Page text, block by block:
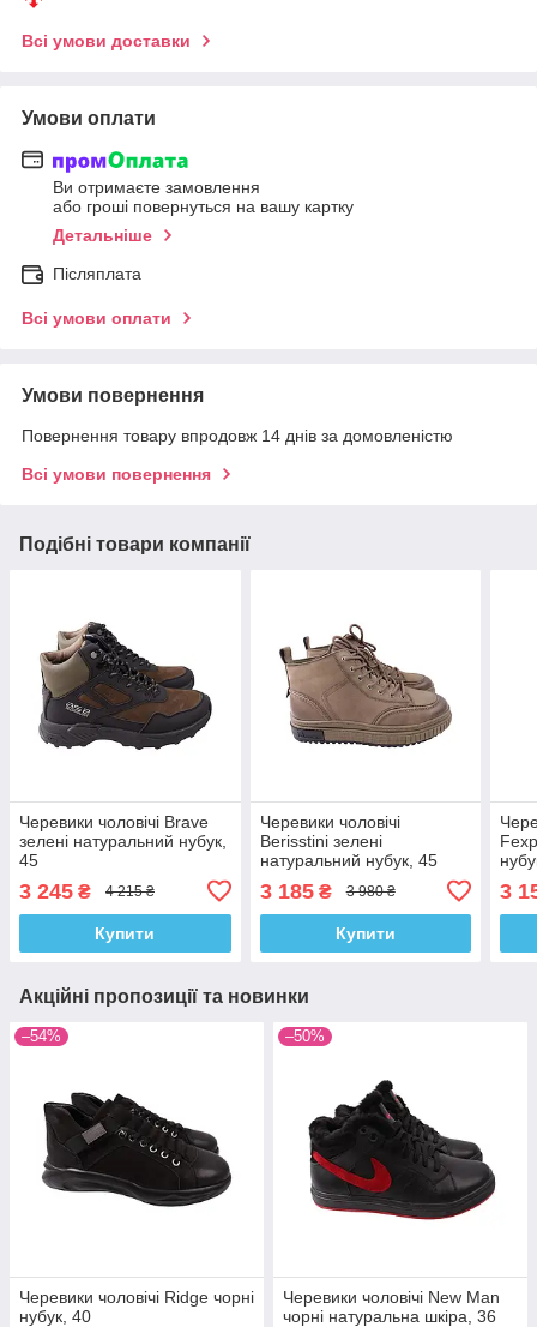
Всі умови доставки
Умови оплати
Ви отримаєте замовлення
або гроші повернуться на вашу картку
Детальніше
Післяплата
Всі умови оплати
Умови повернення
Повернення товару впродовж 14 днів за домовленістю
Всі умови повернення
Подібні товари компанії
Черевики чоловічі Brave
зелені натуральний нубук,
45
3 245 ₴ 4 215 ₴
Купити
Черевики чоловічі
Berisstini зелені
натуральний нубук, 45
3 185₴ 3 980 ₴
Купити
3
Акційні пропозиції та новинки
–54%
Черевики чоловічі Ridge чорні
нубук, 40
–50%
Черевики чоловічі New Man
чорні натуральна шкіра, 36